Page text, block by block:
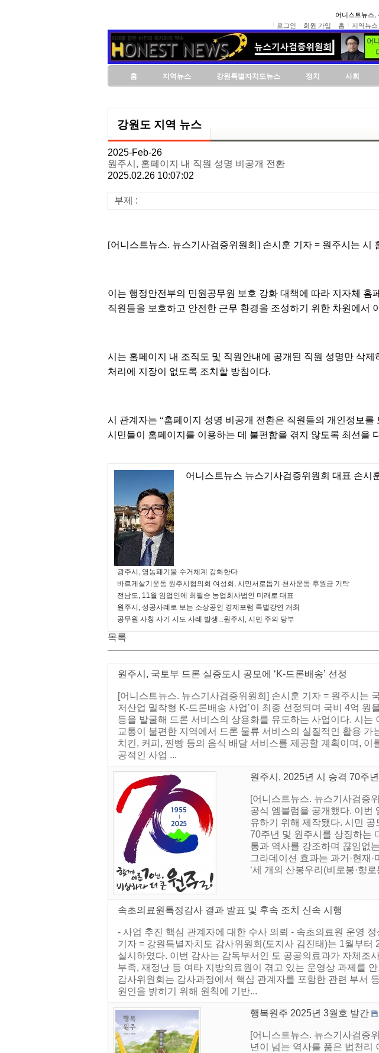
어니스트뉴스,
로그인
회원 가입 홈 지역뉴스
홈 지역뉴스 강원특별자치도뉴스 정치 사회
강원도 지역 뉴스
2025-Feb-26
원주시, 홈페이지 내 직원 성명 비공개 전환
2025.02.26 10:07:02
부제 :
[어니스트뉴스. 뉴스기사검증위원회] 손시훈 기자 = 원주시는 시
이는 행정안전부의 민원공무원 보호 강화 대책에 따라 지자체
직원들을 보호하고 안전한 근무 환경을 조성하기 위한 차원에서
시는 홈페이지 내 조직도 및 직원안내에 공개된 직원 성명만 삭
처리에 지장이 없도록 조치할 방침이다.
시 관계자는 “홈페이지 성명 비공개 전환은 직원들의 개인정보
시민들이 홈페이지를 이용하는 데 불편함을 겪지 않도록 최선을
어니스트뉴스 뉴스기사검증위원회 대표 손시
광주시, 영농폐기물 수거체계 강화한다
바르게살기운동 원주시협의회 여성회, 시민서로돕기 천사운동 후원금 기탁
전남도, 11월 임업인에 최필승 농업회사법인 미래로 대표
원주시, 성공사례로 보는 소상공인 경제포럼 특별강연 개최
공무원 사칭 사기 시도 사례 발생...원주시, 시민 주의 당부
목록
원주시, 국토부 드론 실증도시 공모에 ‘K-드론배송’ 선정
[어니스트뉴스. 뉴스기사검증위원회] 손시훈 기자 = 원주시는
저산업 밀착형 K-드론배송 사업’이 최종 선정되며 국비 4억
등을 발굴해 드론 서비스의 상용화를 유도하는 사업이다. 시
교통이 불편한 지역에서 드론 물류 서비스의 실질적인 활용
치킨, 커피, 찐빵 등의 음식 배달 서비스를 제공할 계획이며,
공적인 사업 ...
원주시, 2025년 시 승격 70주
[어니스트뉴스. 뉴스기사검증
공식 엠블럼을 공개했다. 이번
유하기 위해 제작됐다. 시민 공
70주년 및 원주시를 상징하는
통과 역사를 강조하며 끊임없
그라데이션 효과는 과거·현재
‘세 개의 산봉우리(비로봉·향
속초의료원특정감사 결과 발표 및 후속 조치 신속 시행
- 사업 추진 핵심 관계자에 대한 수사 의뢰 - 속초의료원 운영
기자 = 강원특별자치도 감사위원회(도지사 김진태)는 1월부
실시하였다. 이번 감사는 감독부서인 도 공공의료과가 자체조
부족, 재정난 등 여타 지방의료원이 겪고 있는 운영상 과제를
감사위원회는 감사과정에서 핵심 관계자를 포함한 관련 부서
원인을 밝히기 위해 원칙에 기반...
행복원주 2025년 3월호 발간
[어니스트뉴스. 뉴스기사검증
년이 넘는 역사를 품은 법천리